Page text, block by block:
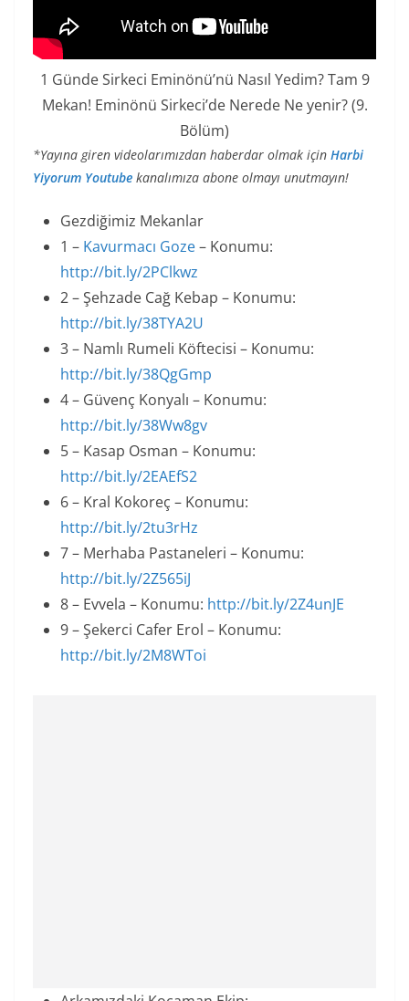
1 Günde Sirkeci Eminönü’nü Nasıl Yedim? Tam 9
Mekan! Eminönü Sirkeci’de Nerede Ne yenir? (9.
Bölüm)
*Yayına giren videolarımızdan haberdar olmak için Harbi
Yiyorum Youtube kanalımıza abone olmayı unutmayın!
Gezdiğimiz Mekanlar
1 – Kavurmacı Goze– Konumu:
http://bit.ly/2PClkwz
2 – Şehzade Cağ Kebap – Konumu:
http://bit.ly/38TYA2U
3 – Namlı Rumeli Köftecisi – Konumu:
http://bit.ly/38QgGmp
4 – Güvenç Konyalı – Konumu:
http://bit.ly/38Ww8gv
5 – Kasap Osman – Konumu:
http://bit.ly/2EAEfS2
6 – Kral Kokoreç – Konumu:
http://bit.ly/2tu3rHz
7 – Merhaba Pastaneleri – Konumu:
http://bit.ly/2Z565iJ
8 – Evvela – Konumu: http://bit.ly/2Z4unJE
9 – Şekerci Cafer Erol – Konumu:
http://bit.ly/2M8WToi